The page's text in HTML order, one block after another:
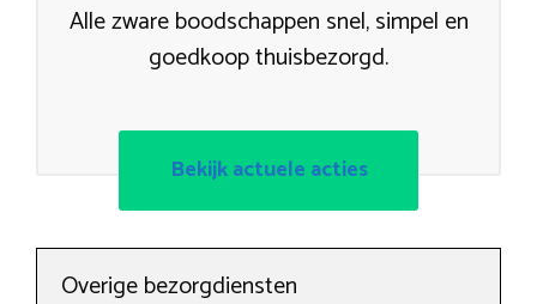
Alle zware boodschappen snel, simpel en
goedkoop thuisbezorgd.
Bekijk actuele acties
Overige bezorgdiensten